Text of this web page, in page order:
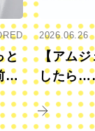
と
向
2026.06.26
【アムジ
したら
すか？